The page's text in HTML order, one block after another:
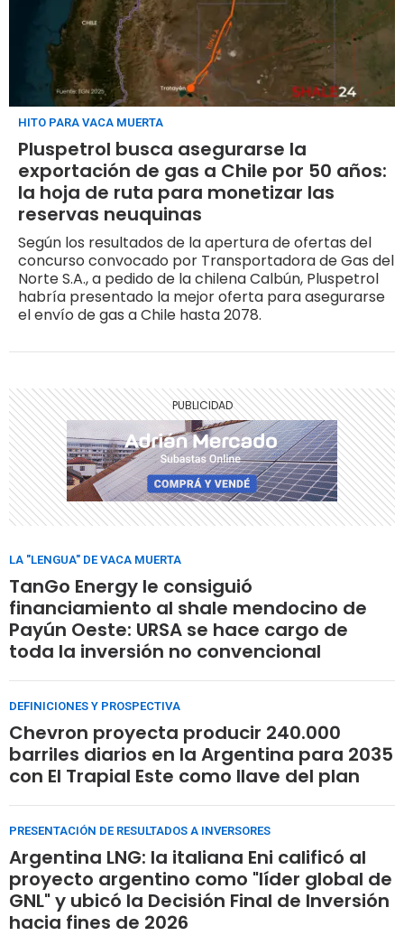
HITO PARA VACA MUERTA
Pluspetrol busca asegurarse la
exportación de gas a Chile por 50 años:
la hoja de ruta para monetizar las
reservas neuquinas
Según los resultados de la apertura de ofertas del
concurso convocado por Transportadora de Gas del
Norte S.A., a pedido de la chilena Calbún, Pluspetrol
habría presentado la mejor oferta para asegurarse
el envío de gas a Chile hasta 2078.
LA "LENGUA" DE VACA MUERTA
TanGo Energy le consiguió
financiamiento al shale mendocino de
Payún Oeste: URSA se hace cargo de
toda la inversión no convencional
DEFINICIONES Y PROSPECTIVA
Chevron proyecta producir 240.000
barriles diarios en la Argentina para 2035
con El Trapial Este como llave del plan
PRESENTACIÓN DE RESULTADOS A INVERSORES
Argentina LNG: la italiana Eni calificó al
proyecto argentino como "líder global de
GNL" y ubicó la Decisión Final de Inversión
hacia fines de 2026